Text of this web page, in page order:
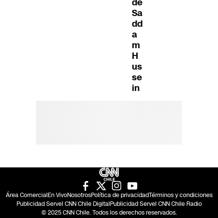
Sa
dd
a
m
H
us
se
in
Área ComercialEn VivoNosotrosPolítica de privacidadTérminos y condiciones
Publicidad Servel CNN Chile DigitalPublicidad Servel CNN Chile Radio
© 2025 CNN Chile. Todos los derechos reservados.